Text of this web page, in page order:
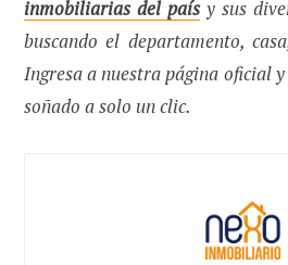
inmobiliarias del paísy sus
buscando el departamento,
Ingresa a nuestra página oficial
soñado a solo un clic.